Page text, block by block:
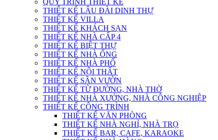
QUY TRÌNH THIẾT KẾ
THIẾT KẾ LÂU ĐÀI DINH THỰ
THIẾT KẾ VILLA
THIẾT KẾ KHÁCH SẠN
THIẾT KẾ NHÀ CẤP 4
THIẾT KẾ BIỆT THỰ
THIẾT KẾ NHÀ ỐNG
THIẾT KẾ NHÀ PHỐ
THIẾT KẾ NỘI THẤT
THIẾT KẾ SÂN VƯỜN
THIẾT KẾ TỪ ĐƯỜNG, NHÀ THỜ
THIẾT KẾ NHÀ XƯỞNG, NHÀ CÔNG NGHIỆP
THIẾT KẾ CÔNG TRÌNH
THIẾT KẾ VĂN PHÒNG
THIẾT KẾ NHÀ NGHỈ, NHÀ TRỌ
THIẾT KẾ BAR, CAFE, KARAOKE